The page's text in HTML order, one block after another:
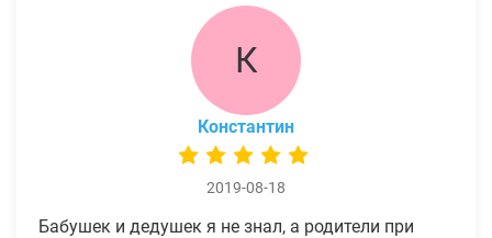
К
Константин
2019-08-18
Бабушек и дедушек я не знал, а родители при